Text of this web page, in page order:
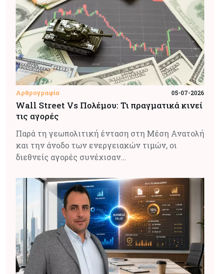
Αρθρογραφία 05-07-2026
Wall Street Vs Πολέμου: Τι πραγματικά κινεί
τις αγορές
Παρά τη γεωπολιτική ένταση στη Μέση Ανατολή
και την άνοδο των ενεργειακών τιμών, οι
διεθνείς αγορές συνέχισαν…